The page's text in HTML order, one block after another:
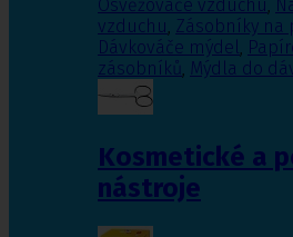
Osvěžovače vzduchu,
vzduchu, Zásobníky na
Dávkováče mýdel,
zásobníků, Mýdla do
Kosmetické a
nástroje